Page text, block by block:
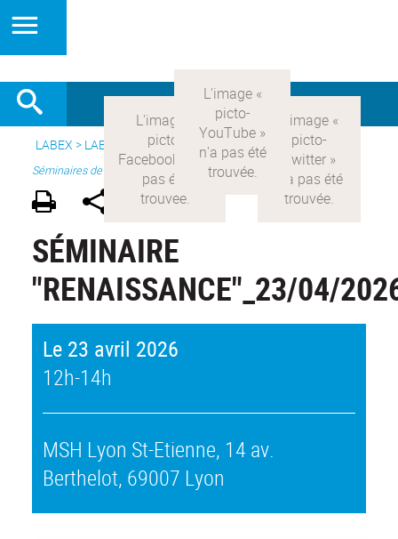
LABEX > LABEX COMOD> Version française > Recherche >
Séminaires de recherche
SÉMINAIRE
"RENAISSANCE"_23/04/
Le 23 avril 2026
12h-14h
MSH Lyon St-Etienne, 14 av.
Berthelot, 69007 Lyon